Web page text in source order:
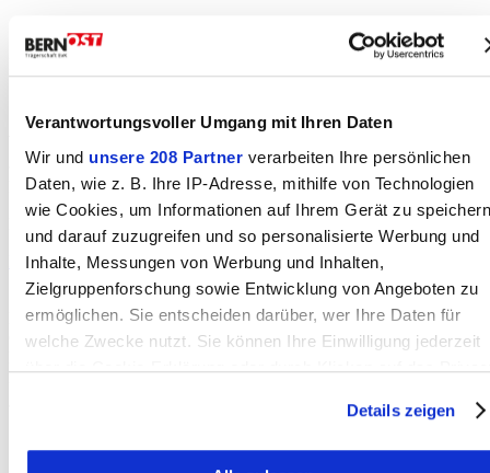
Verantwortungsvoller Umgang mit Ihren Daten
Wir und unsere 208 Partner verarbeiten Ihre persönlichen
Daten, wie z. B. Ihre IP-Adresse, mithilfe von Technologien
wie Cookies, um Informationen auf Ihrem Gerät zu speichern
und darauf zuzugreifen und so personalisierte Werbung und
Inhalte, Messungen von Werbung und Inhalten,
Zielgruppenforschung sowie Entwicklung von Angeboten zu
ermöglichen. Sie entscheiden darüber, wer Ihre Daten für
welche Zwecke nutzt. Sie können Ihre Einwilligung jederzeit
über die Cookie-Erklärung oder durch Klicken auf das
Wenn Sie es erlauben, würden wir auch gerne:
Details zeigen
Der Anlass findet nur bei trockenem Wetter statt.
Kontakt
Nachricht senden
Statistik
Erstellt: 26.05.2025
Geändert: 26.05.2025
Klicks total: